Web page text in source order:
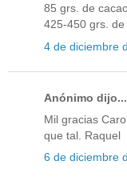
85 grs. de
425-450 grs.
4 de diciembre
Anónimo dijo...
Mil gracias
que tal. Raquel
6 de diciembre